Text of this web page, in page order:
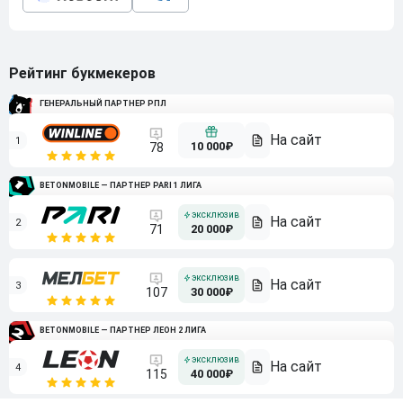
Рейтинг букмекеров
ГЕНЕРАЛЬНЫЙ ПАРТНЕР РПЛ
1 78 10 000₽
BETONMOBILE — ПАРТНЕР PARI 1 ЛИГА
2 71 20 000₽
3 107 30 000₽
BETONMOBILE — ПАРТНЕР ЛЕОН 2 ЛИГА
4 115 40 000₽